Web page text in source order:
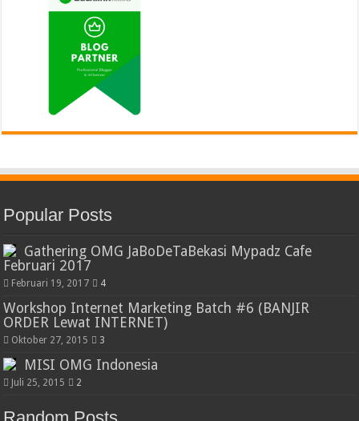
Popular Posts
Gathering OMG JaBoDeTaBekasi Mypadz Cafe
Februari 2017
Februari 19, 2017 4
Workshop Internet Marketing Batch #6 (BANJIR
ORDER Lewat INTERNET)
Oktober 27, 2015 3
MISI OMG Indonesia
Juli 25, 2015 2